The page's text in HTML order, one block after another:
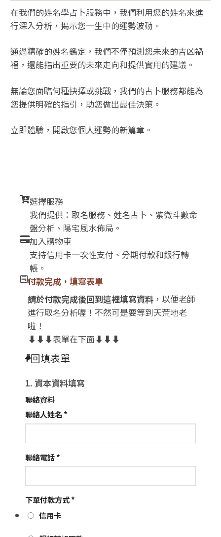
在我們的姓名學占卜服務中，我們利用您的姓名來進
行深入分析，揭示您一生中的運勢波動。
通過精確的姓名鑑定，我們不僅預測您未來的吉凶禍
福，還能指出重要的未來走向和提供實用的建議。
無論您面臨何種抉擇或挑戰，我們的占卜服務都能為
您提供明確的指引，助您做出最佳決策。
立即體驗，開啟您個人運勢的新篇章。
1
選擇服務
我們提供：取名服務、姓名占卜、紫微斗數命
盤分析、陽宅風水佈局。
2
加入購物車
支持信用卡一次性支付、分期付款和銀行轉
帳。
3
付款完成，填寫表單
請於付款完成後回到這裡填寫資料 ，以便老師
進行取名分析喔！不然可是要等到天荒地老
啦！
⬇️⬇️⬇️表單在下面⬇️⬇️⬇️
回填表單
1. 資本資料填寫
聯絡資料
聯絡人姓名 *
聯絡電話*
下單付款方式*
信用卡